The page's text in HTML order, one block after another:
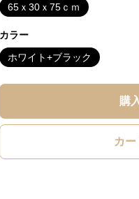
65ｘ30ｘ75ｃｍ
カラー
ホワイト+ブラック
購
カ